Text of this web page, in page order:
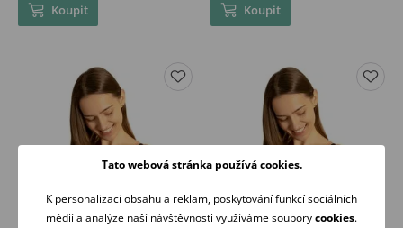
Koupit Koupit
Tato webová stránka používá cookies.
K personalizaci obsahu a reklam, poskytování funkcí sociálních
médií a analýze naší návštěvnosti využíváme souborycookies.